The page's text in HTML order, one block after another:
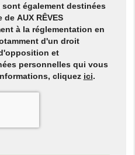
également destinées
AUX RÊVES
à la réglementation en
d'un droit
et
personnelles qui vous
cliquez ici.